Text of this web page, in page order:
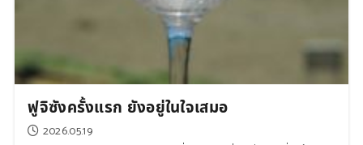
ฟูจิซังครั้งแรก ยังอยู่ในใจเสมอ
2026.05.19